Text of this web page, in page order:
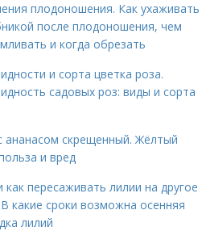
плодоношения. Как ухаживать
после плодоношения, чем
и когда обрезать
и сорта цветка роза.
садовых роз: виды и сорта
ананасом скрещенный. Жёлтый
и вред
как пересаживать лилии на другое
какие сроки возможна осенняя
лилий